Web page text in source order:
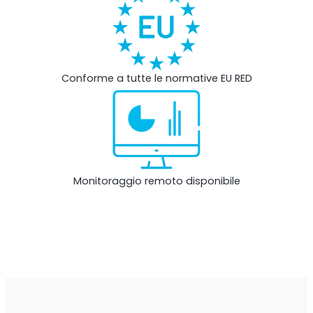
Monitoraggio remoto
All Products
Conforme a tutte le normative EU RED
Monitoraggio remoto disponibile